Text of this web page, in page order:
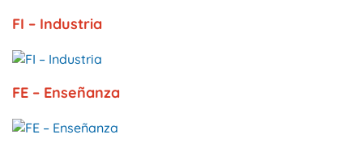
FI – Industria
FE – Enseñanza